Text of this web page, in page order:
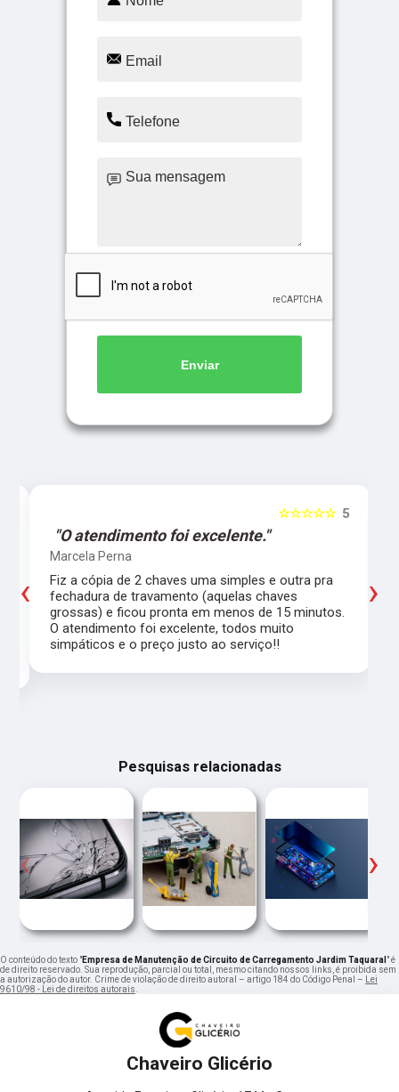
Enviar
5
☆☆☆☆☆
"O atendimento foi excelente."
Marcela Perna
Fiz a cópia de 2 chaves uma simples e outra pra
fechadura de travamento (aquelas chaves
grossas) e ficou pronta em menos de 15 minutos.
O atendimento foi excelente, todos muito
simpáticos e o preço justo ao serviço!!
‹ ›
Pesquisas relacionadas
‹ ›
O conteúdo do texto "Empresa de Manutenção de Circuito de Carregamento Jardim Taquaral " é
de direito reservado. Sua reprodução, parcial ou total, mesmo citando nossos links, é proibida sem
a autorização do autor. Crime de violação de direito autoral – artigo 184 do Código Penal –
Lei
9610/98 - Lei de direitos autorais
Chaveiro Glicério